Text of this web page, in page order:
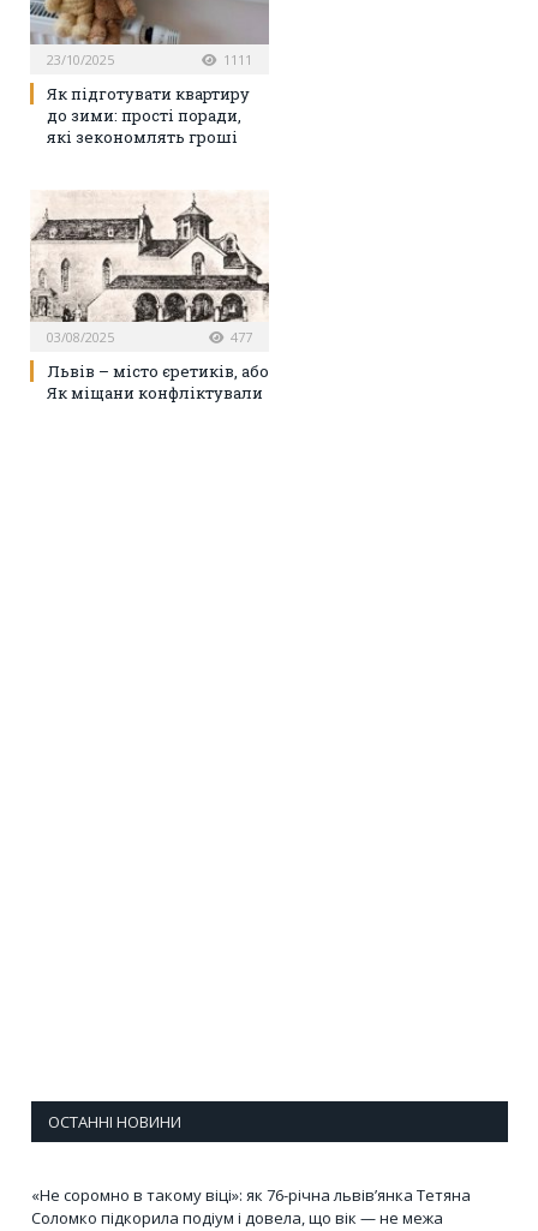
23/10/2025 1111
Як підготувати квартиру
до зими: прості поради,
які зекономлять гроші
03/08/2025 477
Львів – місто єретиків, або
Як міщани конфліктували
ОСТАННІ НОВИНИ
«Не соромно в такому віці»: як 76-річна львів’янка Тетяна
Соломко підкорила подіум і довела, що вік — не межа